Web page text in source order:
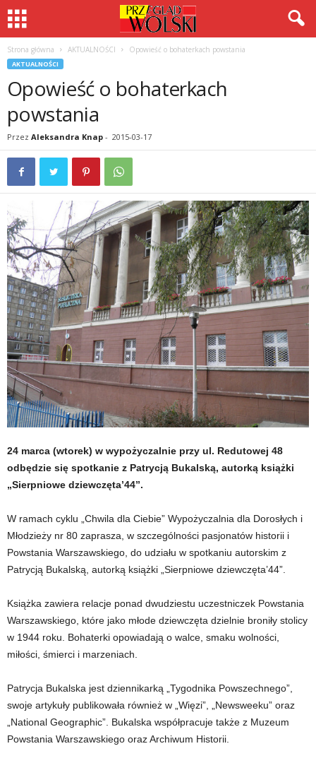
Strona główna AKTUALNOŚCI Opowieść o bohaterkach powstania
AKTUALNOŚCI
Opowieść o bohaterkach
powstania
Przez Aleksandra Knap - 2015-03-17
24 marca (wtorek) w wypożyczalnie przy ul. Redutowej 48
odbędzie się spotkanie z Patrycją Bukalską, autorką książki
„Sierpniowe dziewczęta’44”.
W ramach cyklu „Chwila dla Ciebie” Wypożyczalnia dla Dorosłych i
Młodzieży nr 80 zaprasza, w szczególności pasjonatów historii i
Powstania Warszawskiego, do udziału w spotkaniu autorskim z
Patrycją Bukalską, autorką książki „Sierpniowe dziewczęta’44”.
Książka zawiera relacje ponad dwudziestu uczestniczek Powstania
Warszawskiego, które jako młode dziewczęta dzielnie broniły stolicy
w 1944 roku. Bohaterki opowiadają o walce, smaku wolności,
miłości, śmierci i marzeniach.
Patrycja Bukalska jest dziennikarką „Tygodnika Powszechnego”,
swoje artykuły publikowała również w „Więzi”, „Newsweeku” oraz
„National Geographic”. Bukalska współpracuje także z Muzeum
Powstania Warszawskiego oraz Archiwum Historii.